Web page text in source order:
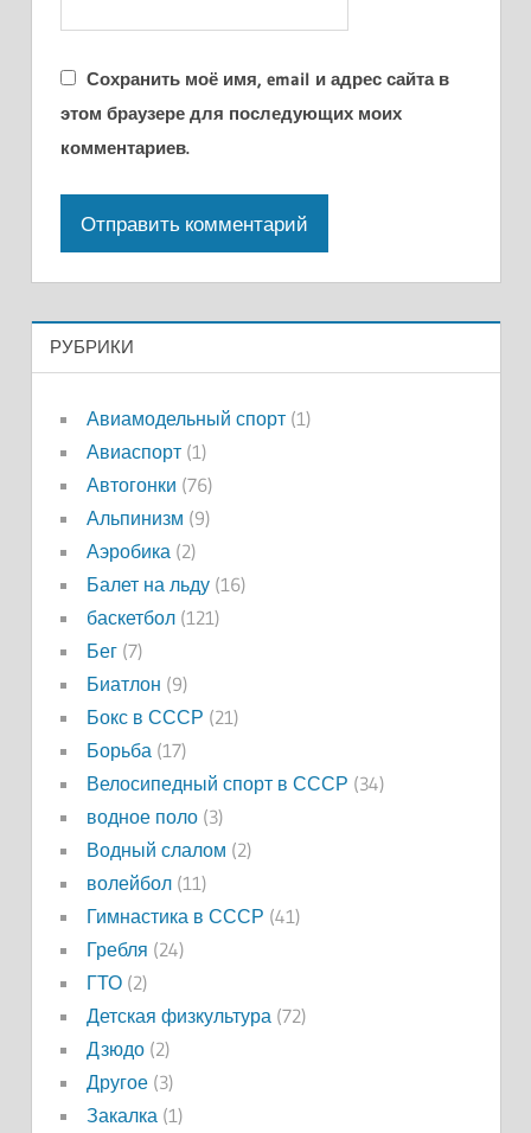
Сохранить моё имя, email и адрес сайта в
этом браузере для последующих моих
комментариев.
РУБРИКИ
Авиамодельный спорт(1)
Авиаспорт(1)
Автогонки (76)
Альпинизм (9)
Аэробика(2)
Балет на льду(16)
баскетбол(121)
Бег(7)
Биатлон (9)
Бокс в СССР (21)
Борьба(17)
Велосипедный спорт в СССР (34)
водное поло(3)
Водный слалом (2)
волейбол(11)
Гимнастика в СССР (41)
Гребля (24)
ГТО(2)
Детская физкультура(72)
Дзюдо(2)
Другое(3)
Закалка(1)